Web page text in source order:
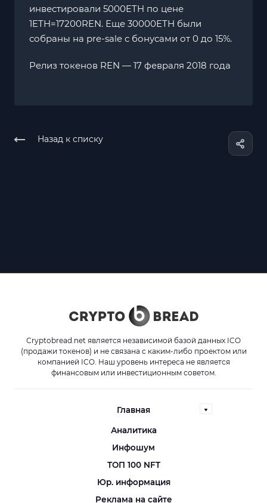
инвестировали 5000ETH по цене
1ETH=17200REN. Еще 30000ЕТН были
собраны на pre-sale с бонусами от 0 до 15%.
Релиз токенов REN — 17 февраля 2018 года
Назад к списку
Cryptobread.net является независимой базой данных ICO
(продажи токенов) и не связана с каким-либо проектом или
компанией ICO. Наш уровень интереса не является
финансовым или инвестиционным советом.
Главная
Аналитика
Инфошум
ТОП 100 NFT
Юр. информация
Реклама на сайте